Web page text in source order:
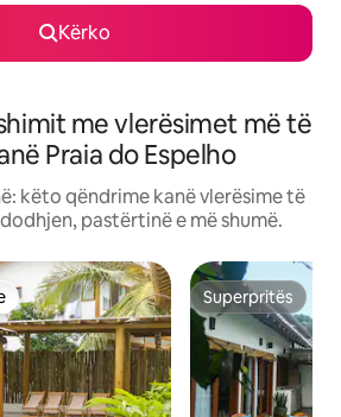
Kërko
me vlerësimet më të
Praia do Espelho
këto qëndrime kanë vlerësime të
pastërtinë e më shumë.
Superpritës
Superpritës